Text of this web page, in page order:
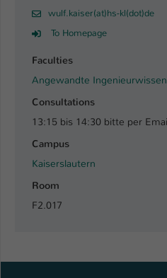
wulf.kaiser(at)hs-kl(dot)de
To Homepage
Faculties
Angewandte
Consultations
13:15 bis 14:30 bitte per
Campus
Kaiserslautern
Room
F2.017